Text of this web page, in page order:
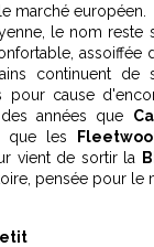
marché européen.
le nom
assoiffée
continuent
pour cause
années que
que les
vient de sortir la
pensée pour le